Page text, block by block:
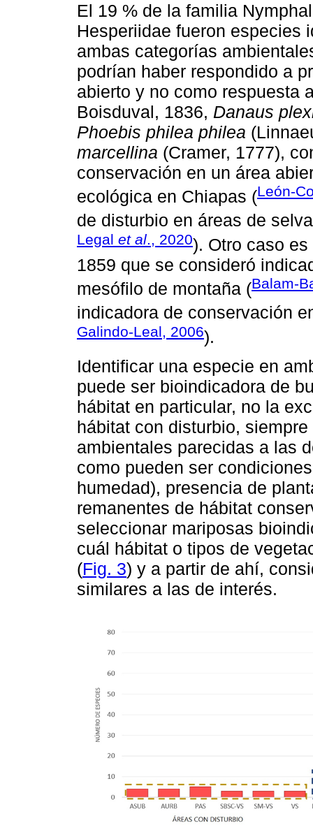
El 19 % de la familia
Hesperiidae fueron especies
ambas categorías
podrían haber respondido a
abierto y no como respuesta
Boisduval, 1836, Danaus
Phoebis philea philea
marcellina (Cramer, 1777),
conservación en un área
ecológica en Chiapas (León-
de disturbio en áreas de
Legal et al., 2020). Otro caso es
1859 que se consideró
mesófilo de montaña (Balam-
indicadora de conservación
Galindo-Leal, 2006).
Identificar una especie en
puede ser bioindicadora de
hábitat en particular, no la
hábitat con disturbio,
ambientales parecidas a las
como pueden ser
humedad), presencia de
remanentes de hábitat
seleccionar mariposas
cuál hábitat o tipos de
(Fig. 3) y a partir de ahí,
similares a las de interés.